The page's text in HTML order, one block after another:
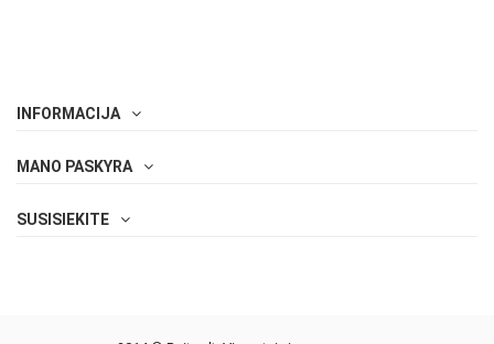
INFORMACIJA
MANO PASKYRA
SUSISIEKITE